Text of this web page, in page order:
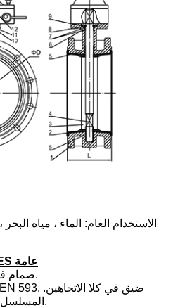
الاستخدام العام: الماء ، مياه
CARACTERISTIQUES عامة
صمام فراشة نوع شفة مزدوجة.
وجها لوجه: EN558-13 المسلسل.